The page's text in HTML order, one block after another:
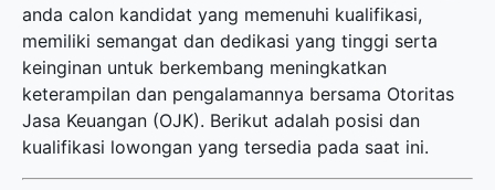
anda calon kandidat yang memenuhi kualifikasi,
memiliki semangat dan dedikasi yang tinggi serta
keinginan untuk berkembang meningkatkan
keterampilan dan pengalamannya bersama Otoritas
Jasa Keuangan (OJK). Berikut adalah posisi dan
kualifikasi lowongan yang tersedia pada saat ini.